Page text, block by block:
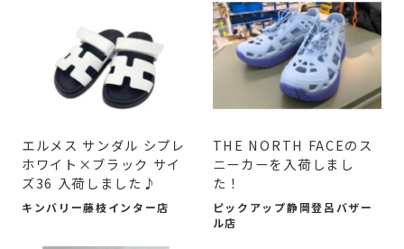
エルメス サンダル シプレ
ホワイト×ブラック サイ
ズ36 入荷しました♪
キンバリー藤枝インター店
​THE NORTH FACEのス
ニーカーを入荷しまし
た！
ピックアップ静岡登呂バザー
ル店